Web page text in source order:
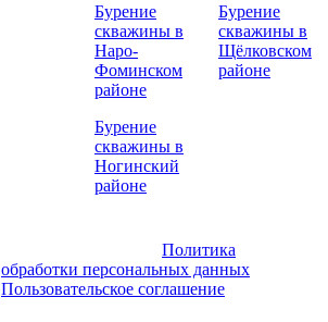
Бурение
скважины в
Наро-
Фоминском
районе
Бурение
скважины в
Ногинский
районе
Бурение
скважины в
Щёлковском
районе
Политика
обработки персональных данных
Пользовательское соглашение